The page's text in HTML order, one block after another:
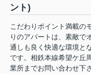
ント)
こだわりポイント満載
りのアパートは、素敵で
通しも良く快適な環境と
です。相鉄本線希望ケ丘
業所までお問い合わせ下